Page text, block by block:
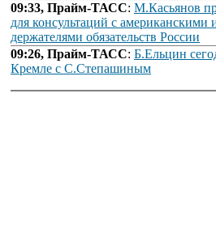
09:33, Прайм-ТАСС: М.Касьянов
для консультаций с американскими
держателями обязательств России
09:26, Прайм-ТАСС: Б.Ельцин
Кремле с С.Степашиным